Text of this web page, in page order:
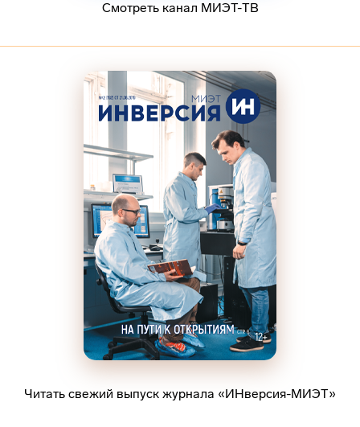
Смотреть канал МИЭТ-ТВ
Читать свежий выпуск журнала «ИНверсия-МИЭТ»